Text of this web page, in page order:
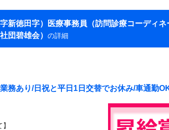
新徳田字）医療事務員（訪問診療コーディ
団碧雄会） の詳細
務あり/日祝と平日1日交替でお休み/車通勤